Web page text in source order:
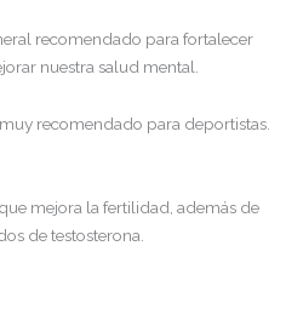
recomendado para fortalecer
nuestra salud mental.
recomendado para deportistas.
mejora la fertilidad, además de
de testosterona.